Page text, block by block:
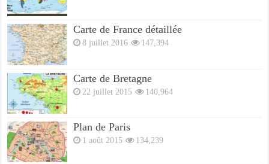
Carte de France détaillée
8 juillet 2016 147,394
Carte de Bretagne
22 juillet 2015 140,964
Plan de Paris
1 août 2015 134,239